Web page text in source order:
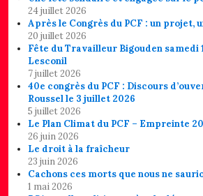
24 juillet 2026
Après le Congrès du PCF : un projet,
20 juillet 2026
Fête du Travailleur Bigouden samedi
Lesconil
7 juillet 2026
40e congrès du PCF : Discours
Roussel le 3 juillet 2026
5 juillet 2026
Le Plan Climat du PCF – Empreinte
26 juin 2026
Le droit à la fraîcheur
23 juin 2026
Cachons ces morts que nous ne
1 mai 2026